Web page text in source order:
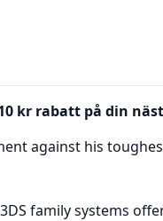
kr rabatt på din
against his
family systems